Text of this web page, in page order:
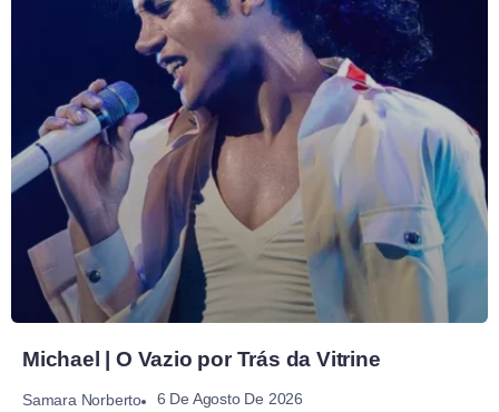
Michael | O Vazio por Trás da Vitrine
Samara Norberto 6 De Agosto De 2026